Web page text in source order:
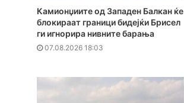
Камионџиите од Западен Балкан ќе
блокираат граници бидејќи Брисел
ги игнорира нивните барања
07.08.2026 18:03